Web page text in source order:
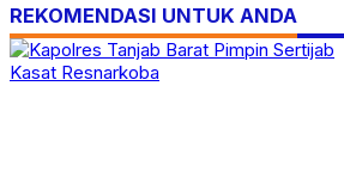
REKOMENDASI UNTUK ANDA